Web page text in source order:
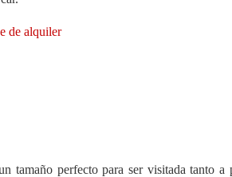
de alquiler
tamaño perfecto para ser visitada tanto